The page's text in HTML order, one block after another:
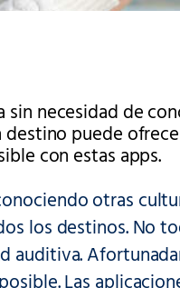
necesidad de
destino puede
con estas apps.
otras
los destinos. No
auditiva.